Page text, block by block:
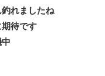
れましたね
待です